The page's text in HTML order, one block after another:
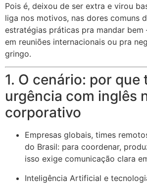
Pois é, deixou de ser extra e virou
liga nos motivos, nas dores comuns
estratégias práticas pra mandar
em reuniões internacionais ou pra
gringo.
1. O cenário: por que
urgência com inglês
corporativo
Empresas globais, times
do Brasil: para coordenar,
isso exige comunicação clara
Inteligência Artificial e